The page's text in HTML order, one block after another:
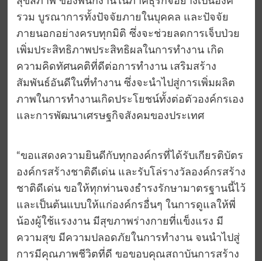
รวม บูรณาการทั้งปัจจัยภายในบุคคล และปัจจัย
ภายนอกอย่างครบทุกมิติ ซึ่งจะช่วยลดการเจ็บป่วย
เพิ่มประสิทธิภาพประสิทธิผลในการทำงาน เกิด
ความคิดทัศนคติที่ดีต่อการทำงาน เสริมสร้าง
สัมพันธ์อันดีในที่ทำงาน ซึ่งจะนำไปสู่การเพิ่มผลิต
ภาพในการทำงานเกิดประโยชน์ทั้งต่อตัวองค์กรเอง
และการพัฒนาเศรษฐกิจสังคมของประเทศ
“ขอแสดงความยินดีกับทุกองค์กรที่ได้รับเกียรติบัตร
องค์กรสร้างชาติดีเด่น และรับโล่รางวัลองค์กรสร้าง
ชาติดีเด่น ขอให้ทุกท่านจงธำรงรักษามาตรฐานนี้ไว้
และเป็นต้นแบบให้แก่องค์กรอื่นๆ ในการดูแลให้พี่
น้องผู้ใช้แรงงาน มีสุขภาพร่างกายที่แข็งแรง มี
ความสุข มีความปลอดภัยในการทำงาน จนนำไปสู่
การมีคุณภาพชีวิตที่ดี ขอขอบคุณสถาบันการสร้าง